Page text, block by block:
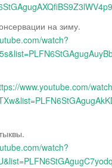
на зиму.
watch?
www.youtube.com/
watch?